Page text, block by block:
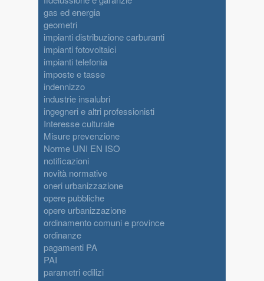
gas ed energia
geometri
impianti distribuzione carburanti
impianti fotovoltaici
impianti telefonia
imposte e tasse
indennizzo
industrie insalubri
ingegneri e altri professionisti
Interesse culturale
Misure prevenzione
Norme UNI EN ISO
notificazioni
novità normative
oneri urbanizzazione
opere pubbliche
opere urbanizzazione
ordinamento comuni e province
ordinanze
pagamenti PA
PAI
parametri edilizi